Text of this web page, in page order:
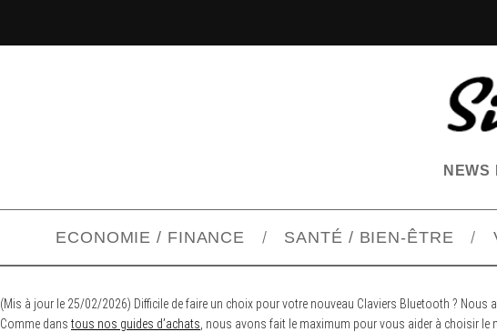
NEWS
ECONOMIE / FINANCE SANTÉ / BIEN-ÊTRE
(Mis à jour le 25/02/2026) Difficile de faire un choix pour votre nouveau Claviers Bluetooth ? Nous
Comme dans tous nos guides d’achats , nous avons fait le maximum pour vous aider à choisir le